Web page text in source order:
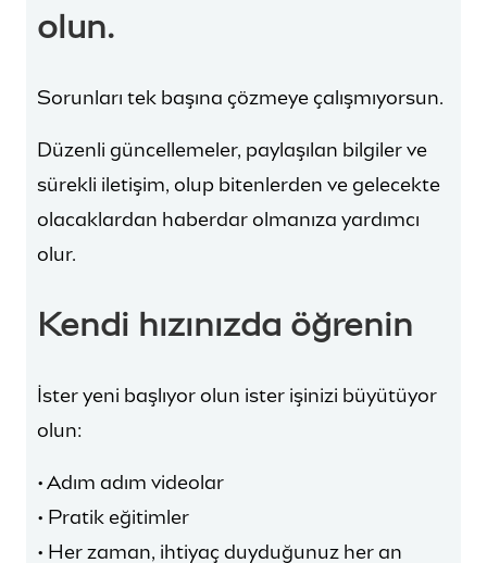
olun.
Sorunları tek başına çözmeye çalışmıyorsun.
Düzenli güncellemeler, paylaşılan bilgiler ve
sürekli iletişim, olup bitenlerden ve gelecekte
olacaklardan haberdar olmanıza yardımcı
olur.
Kendi hızınızda öğrenin
İster yeni başlıyor olun ister işinizi büyütüyor
olun:
• Adım adım videolar
• Pratik eğitimler
• Her zaman, ihtiyaç duyduğunuz her an